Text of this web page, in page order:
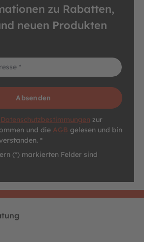
zu Rabatten,
neuen Produkten
Absenden
Datenschutzbestimmungen zur
und die AGB gelesen und bin
*
(*) markierten Felder sind